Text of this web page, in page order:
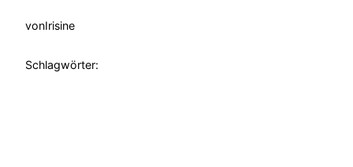
vonIrisine
Schlagwörter: